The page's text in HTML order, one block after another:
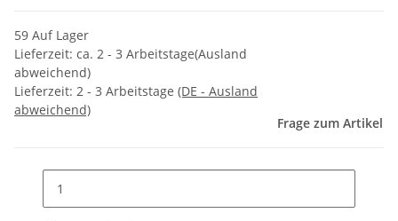
59 Auf Lager
Lieferzeit: ca. 2 - 3 Arbeitstage(Ausland
abweichend)
Lieferzeit: 2 - 3 Arbeitstage (DE - Ausland
abweichend)
Frage zum Artikel